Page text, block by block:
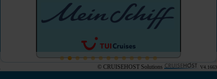
© CRUISEHOST Solutions V4.1663